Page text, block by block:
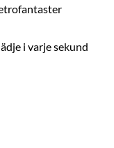
i varje sekund